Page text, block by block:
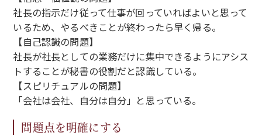
社長の指示だけ従って仕事が回っていればよいと思って
いるため、やるべきことが終わったら早く帰る。
【自己認識の問題】
社長が社長としての業務だけに集中できるようにアシス
トすることが秘書の役割だと認識している。
【スピリチュアルの問題】
「会社は会社、自分は自分」と思っている。
問題点を明確にする